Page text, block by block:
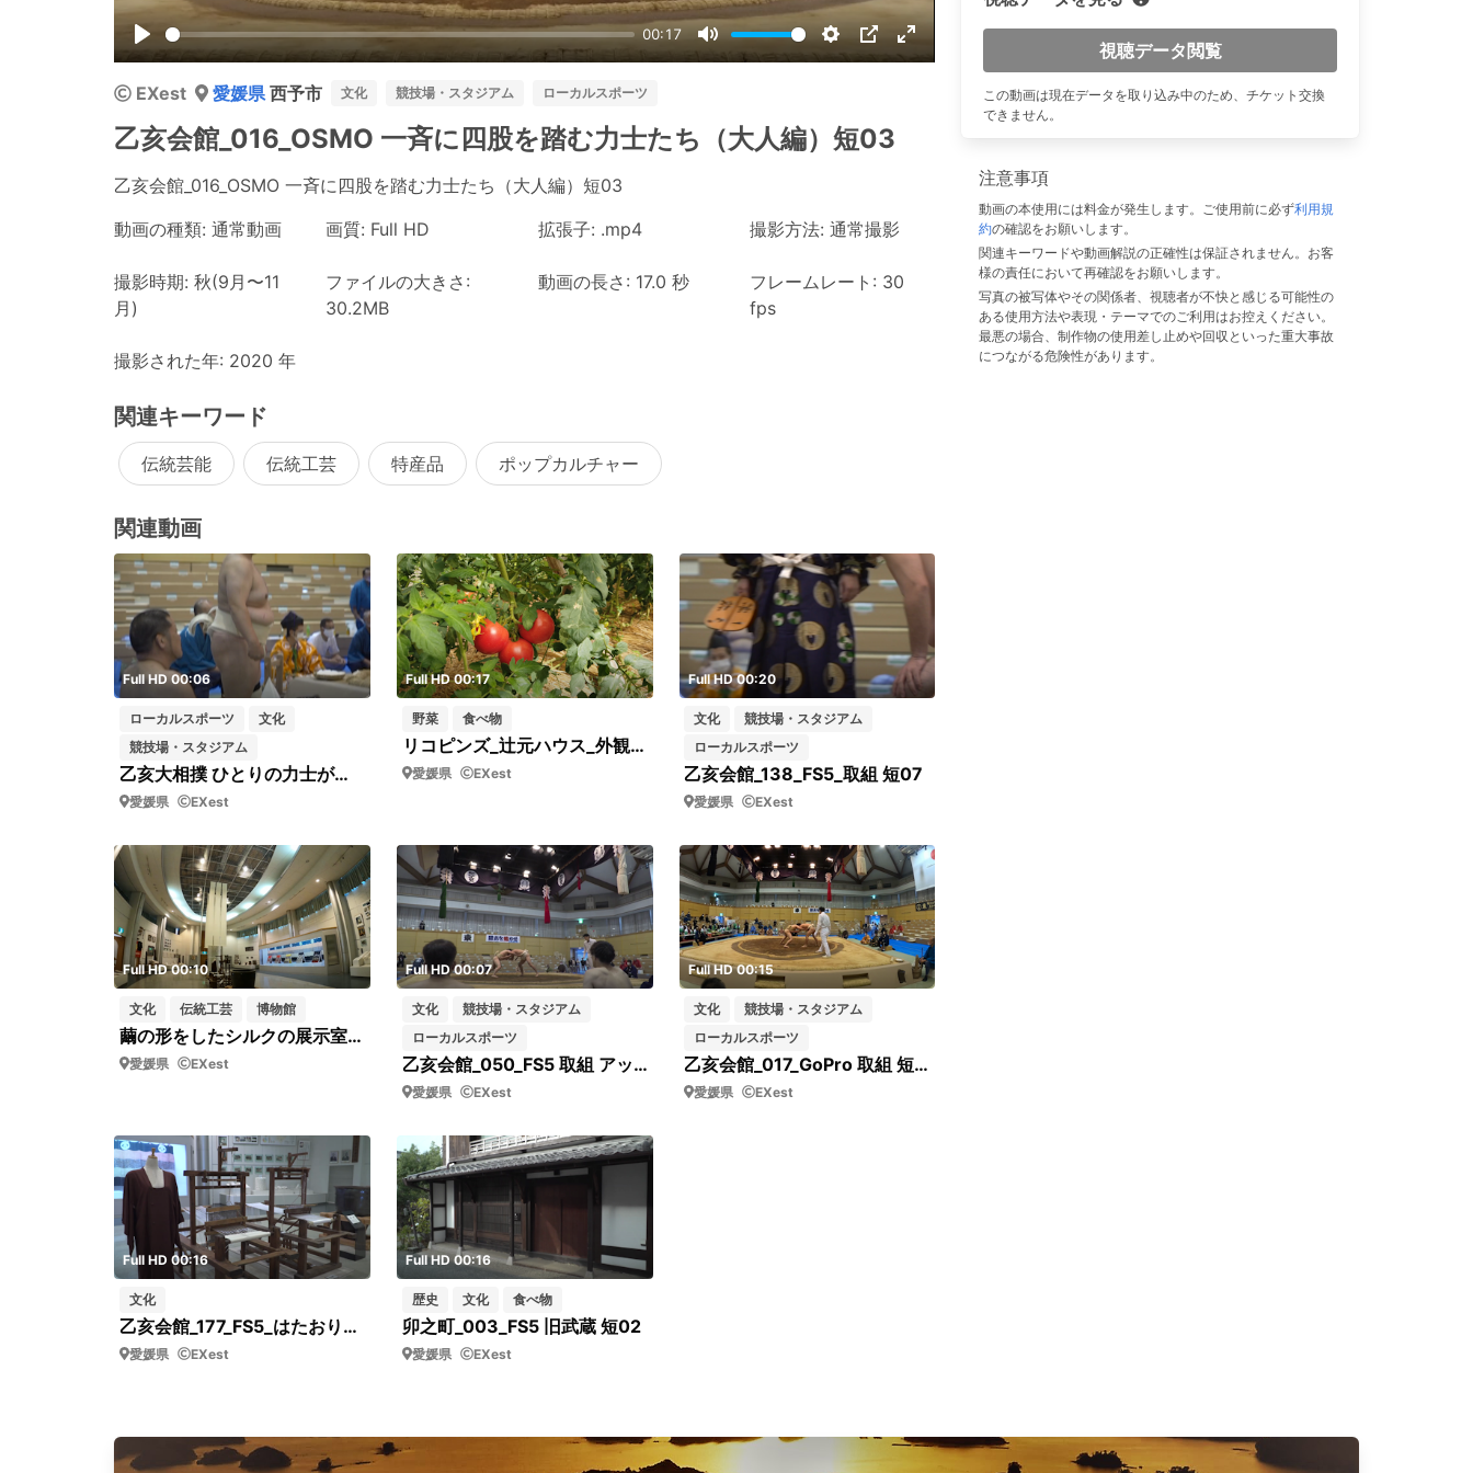
Play
00:17
Mute Settings
PIP Enter
fullscreen
EXest 愛媛県西予市 文化 競技場・スタジアム ローカルスポーツ
乙亥会館_016_OSMO 一斉に四股を踏む力士たち（大人編）短03
乙亥会館_016_OSMO 一斉に四股を踏む力士たち（大人編）短03
動画の種類: 通常動画
画質: Full HD 拡張子: .mp4 撮影方法: 通常撮影
撮影時期: 秋(9月〜11
月)
ファイルの大きさ:
30.2MB
動画の長さ: 17.0 秒
フレームレート: 30
fps
撮影された年: 2020 年
関連キーワード
伝統芸能 伝統工芸 特産品 ポップカルチャー
関連動画
Full HD 00:06
ローカルスポーツ
文化
競技場・スタジアム
乙亥大相撲 ひとりの力士が土俵に上がる（乙亥の里 乙亥会館）
愛媛県 EXest
Full HD 00:17
野菜 食べ物
リコピンズ_辻元ハウス_外観_畑_Cカメラ DJI_0282 手持ちカメラでのビニールハウス
愛媛県 EXest
Full HD 00:20
文化
競技場・スタジアム
ローカルスポーツ
乙亥会館_138_FS5_取組 短07
愛媛県 EXest
Full HD 00:10
文化 伝統工芸 博物館
繭の形をしたシルクの展示室（シルクの町・西予市野村シルク博物館）上から下へパーン
愛媛県 EXest
Full HD 00:07
文化
競技場・スタジアム
ローカルスポーツ
乙亥会館_050_FS5 取組 アップ 短05
愛媛県 EXest
Full HD 00:15
文化
競技場・スタジアム
ローカルスポーツ
乙亥会館_017_GoPro 取組 短02
愛媛県 EXest
Full HD 00:16
文化
乙亥会館_177_FS5_はたおり機と服を着たマネキン
愛媛県 EXest
Full HD 00:16
歴史 文化 食べ物
卯之町_003_FS5 旧武蔵 短02
愛媛県 EXest
視聴データ閲覧
この動画は現在データを取り込み中のため、チケット交換
できません。
注意事項
動画の本使用には料金が発生します。ご使用前に必ず利用規
約の確認をお願いします。
関連キーワードや動画解説の正確性は保証されません。お客
様の責任において再確認をお願いします。
写真の被写体やその関係者、視聴者が不快と感じる可能性の
ある使用方法や表現・テーマでのご利用はお控えください。
最悪の場合、制作物の使用差し止めや回収といった重大事故
につながる危険性があります。